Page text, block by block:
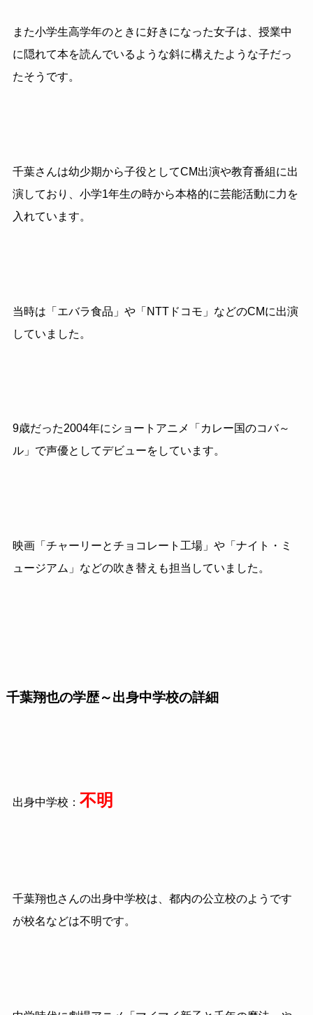
また小学生高学年のときに好きになった女子は、授業中
に隠れて本を読んでいるような斜に構えたような子だっ
たそうです。
千葉さんは幼少期から子役としてCM出演や教育番組に出
演しており、小学1年生の時から本格的に芸能活動に力を
入れています。
当時は「エバラ食品」や「NTTドコモ」などのCMに出演
していました。
9歳だった2004年にショートアニメ「カレー国のコバ～
ル」で声優としてデビューをしています。
映画「チャーリーとチョコレート工場」や「ナイト・ミ
ュージアム」などの吹き替えも担当していました。
千葉翔也の学歴～出身中学校の詳細
出身中学校： 不明
千葉翔也さんの出身中学校は、都内の公立校のようです
が校名などは不明です。